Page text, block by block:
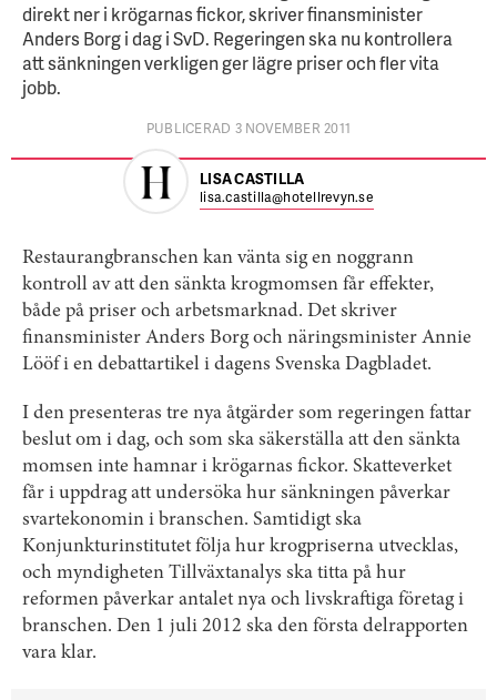
direkt ner i krögarnas fickor, skriver finansminister
Anders Borg i dag i SvD. Regeringen ska nu kontrollera
att sänkningen verkligen ger lägre priser och fler vita
jobb.
PUBLICERAD 3 NOVEMBER 2011
LISA CASTILLA
lisa.castilla@hotellrevyn.se
Restaurangbranschen kan vänta sig en noggrann
kontroll av att den sänkta krogmomsen får effekter,
både på priser och arbetsmarknad. Det skriver
finansminister Anders Borg och näringsminister Annie
Lööf i en debattartikel i dagens Svenska Dagbladet.
I den presenteras tre nya åtgärder som regeringen fattar
beslut om i dag, och som ska säkerställa att den sänkta
momsen inte hamnar i krögarnas fickor. Skatteverket
får i uppdrag att undersöka hur sänkningen påverkar
svartekonomin i branschen. Samtidigt ska
Konjunkturinstitutet följa hur krogpriserna utvecklas,
och myndigheten Tillväxtanalys ska titta på hur
reformen påverkar antalet nya och livskraftiga företag i
branschen. Den 1 juli 2012 ska den första delrapporten
vara klar.